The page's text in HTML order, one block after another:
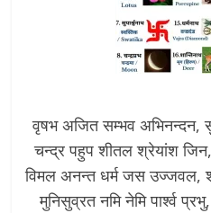
वृषभ अजित सम्भव अभिनन्दन,
चन्द्र पहुप शीतल श्रेयांश
विमल अनन्त धर्म जस उज्जवल,
मुनिसुव्रत नमि नेमि पार्श्व